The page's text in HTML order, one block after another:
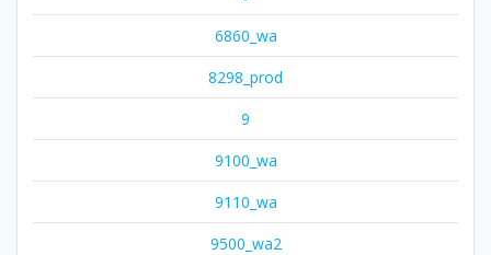
6860_wa
8298_prod
9
9100_wa
9110_wa
9500_wa2